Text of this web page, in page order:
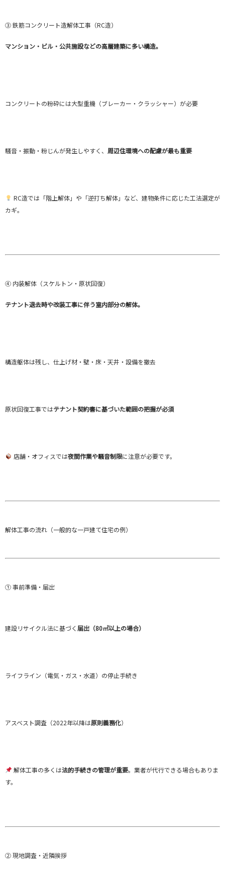
③ 鉄筋コンクリート造解体工事（RC造）
マンション・ビル・公共施設などの高層建築に多い構造。
コンクリートの粉砕には大型重機（ブレーカー・クラッシャー）が必要
騒音・振動・粉じんが発生しやすく、 周辺住環境への配慮が最も重要
RC造では「階上解体」や「逆打ち解体」など、建物条件に応じた工法選定が
カギ。
④ 内装解体（スケルトン・原状回復）
テナント退去時や改装工事に伴う室内部分の解体。
構造躯体は残し、仕上げ材・壁・床・天井・設備を撤去
原状回復工事ではテナント契約書に基づいた範囲の把握が必須
店舗・オフィスでは夜間作業や騒音制限に注意が必要です。
解体工事の流れ（一般的な一戸建て住宅の例）
① 事前準備・届出
建設リサイクル法に基づく 届出（80㎡以上の場合）
ライフライン（電気・ガス・水道）の停止手続き
アスベスト調査（2022年以降は原則義務化）
解体工事の多くは法的手続きの管理が重要。業者が代行できる場合もありま
す。
② 現地調査・近隣挨拶